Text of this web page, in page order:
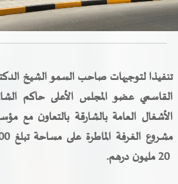
المنشآت العمرانية
التحقق من حالة معاملة
خدمات الأفراد
خدمات الشركات
تنفيذا لتوجيهات صاحب السمو الشيخ
القاسمي عضو المجلس الأعلى حاكم
الأشغال العامة بالشارقة بالتعاون مع
مشروع الغرفة الماطرة على مساحة تبلغ 1000 متر مربع بتكلفة